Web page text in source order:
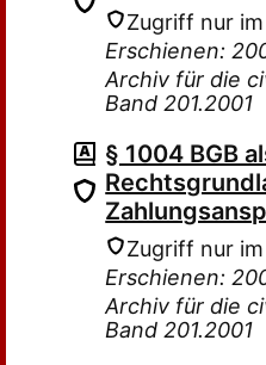
Zugriff nur
Erschienen:
Archiv für die
Band 201.2001
§ 1004 BGB
Zugriff nur
Erschienen:
Archiv für die
Band 201.2001